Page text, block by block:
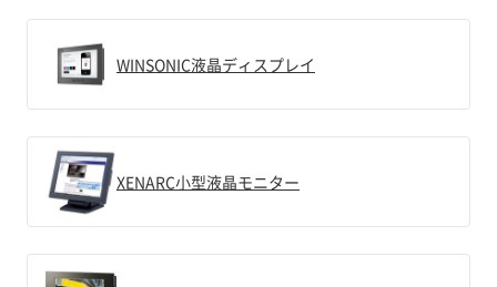
WINSONIC液晶ディスプレイ
XENARC小型液晶モニター